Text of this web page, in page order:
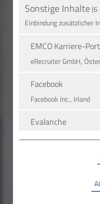
Sonstige Inhalte(6
Einbindung zusätzlicher
EMCO Karriere-
eRe­crui­ter GmbH,
Facebook
Facebook Inc., Irland
Evalanche